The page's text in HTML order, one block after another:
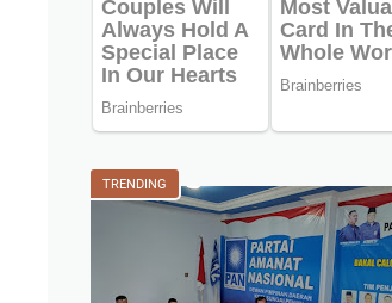
TRENDING